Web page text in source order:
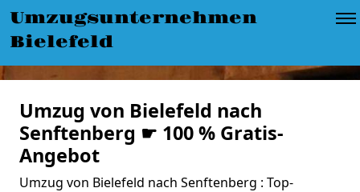
Umzugsunternehmen
Bielefeld
Umzug von Bielefeld nach
Senftenberg ☛ 100 % Gratis-
Angebot
Umzug von Bielefeld nach Senftenberg : Top-